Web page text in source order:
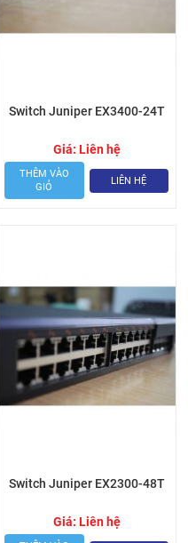
Switch Juniper EX3400-24T
Giá: Liên hệ
THÊM VÀO
GIỎ
LIÊN HỆ
Switch Juniper EX2300-48T
Giá: Liên hệ